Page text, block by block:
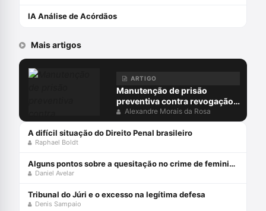
IA Análise de Acórdãos
Mais artigos
ARTIGO
Manutenção de prisão
preventiva contra revogação
do MP: juiz não pode ocupar
lugar do acusador
Alexandre Morais da Rosa
A difícil situação do Direito Penal brasileiro
Raphael Boldt
Alguns pontos sobre a quesitação no crime de feminicídio
Daniel Avelar
Tribunal do Júri e o excesso na legítima defesa
Denis Sampaio